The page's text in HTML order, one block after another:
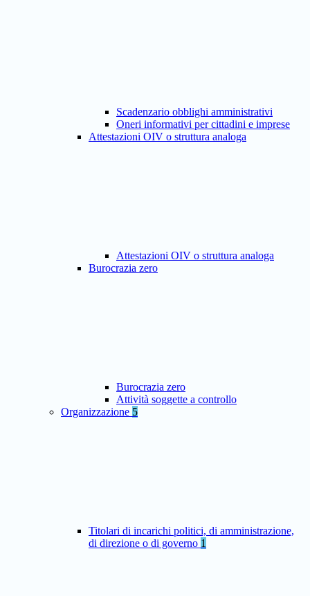
Scadenzario obblighi amministrativi
Oneri informativi per cittadini e imprese
Attestazioni OIV o struttura analoga
Attestazioni OIV o struttura analoga
Burocrazia zero
Burocrazia zero
Attività soggette a controllo
Organizzazione 5
Titolari di incarichi politici, di amministrazione,
di direzione o di governo 1